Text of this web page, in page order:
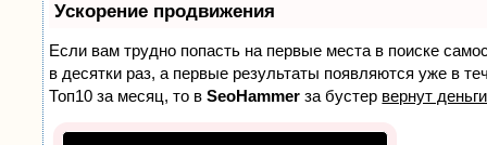
Ускорение продвижения
Если вам трудно попасть на первые места в поиске
в десятки раз, а первые результаты появляются уже в
Топ10 за месяц, то вSeoHammer за бустер вернут